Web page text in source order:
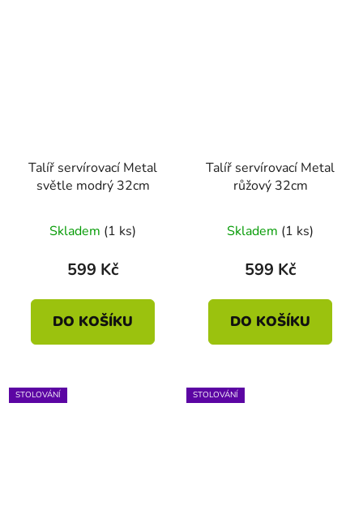
Talíř servírovací Metal
světle modrý 32cm
Skladem (1 ks)
599 Kč
DO KOŠÍKU
Talíř servírovací Metal
růžový 32cm
Skladem (1 ks)
599 Kč
DO KOŠÍKU
STOLOVÁNÍ STOLOVÁNÍ